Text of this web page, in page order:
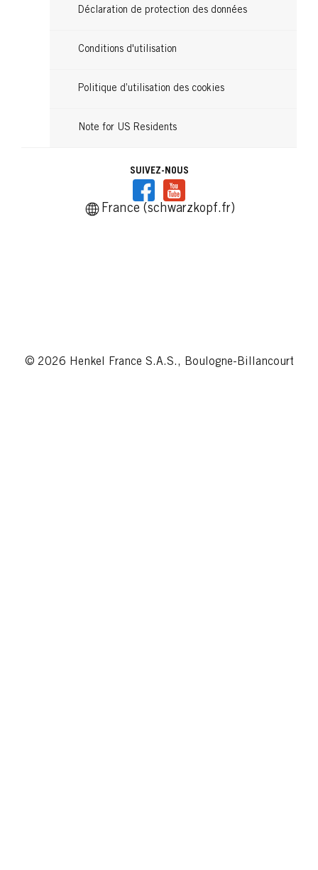
Déclaration de protection des données
Conditions d'utilisation
Politique d’utilisation des cookies
Note for US Residents
SUIVEZ-NOUS
France (schwarzkopf.fr)
© 2026 Henkel France S.A.S., Boulogne-Billancourt